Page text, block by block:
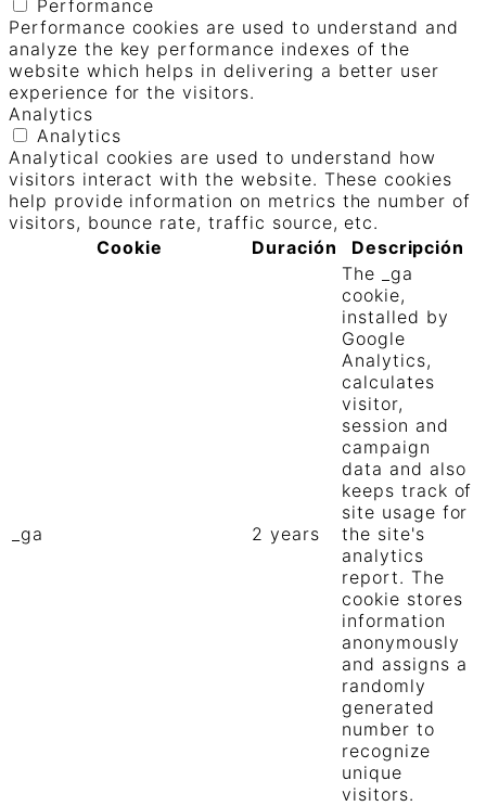
Performance
Performance cookies are used to understand and
analyze the key performance indexes of the
website which helps in delivering a better user
experience for the visitors.
Analytics
Analytics
Analytical cookies are used to understand how
visitors interact with the website. These cookies
help provide information on metrics the number of
visitors, bounce rate, traffic source, etc.
Cookie
Duración Descripción
_ga 2 years
The _ga
cookie,
installed by
Google
Analytics,
calculates
visitor,
session and
campaign
data and also
keeps track of
site usage for
the site's
analytics
report. The
cookie stores
information
anonymously
and assigns a
randomly
generated
number to
recognize
unique
visitors.